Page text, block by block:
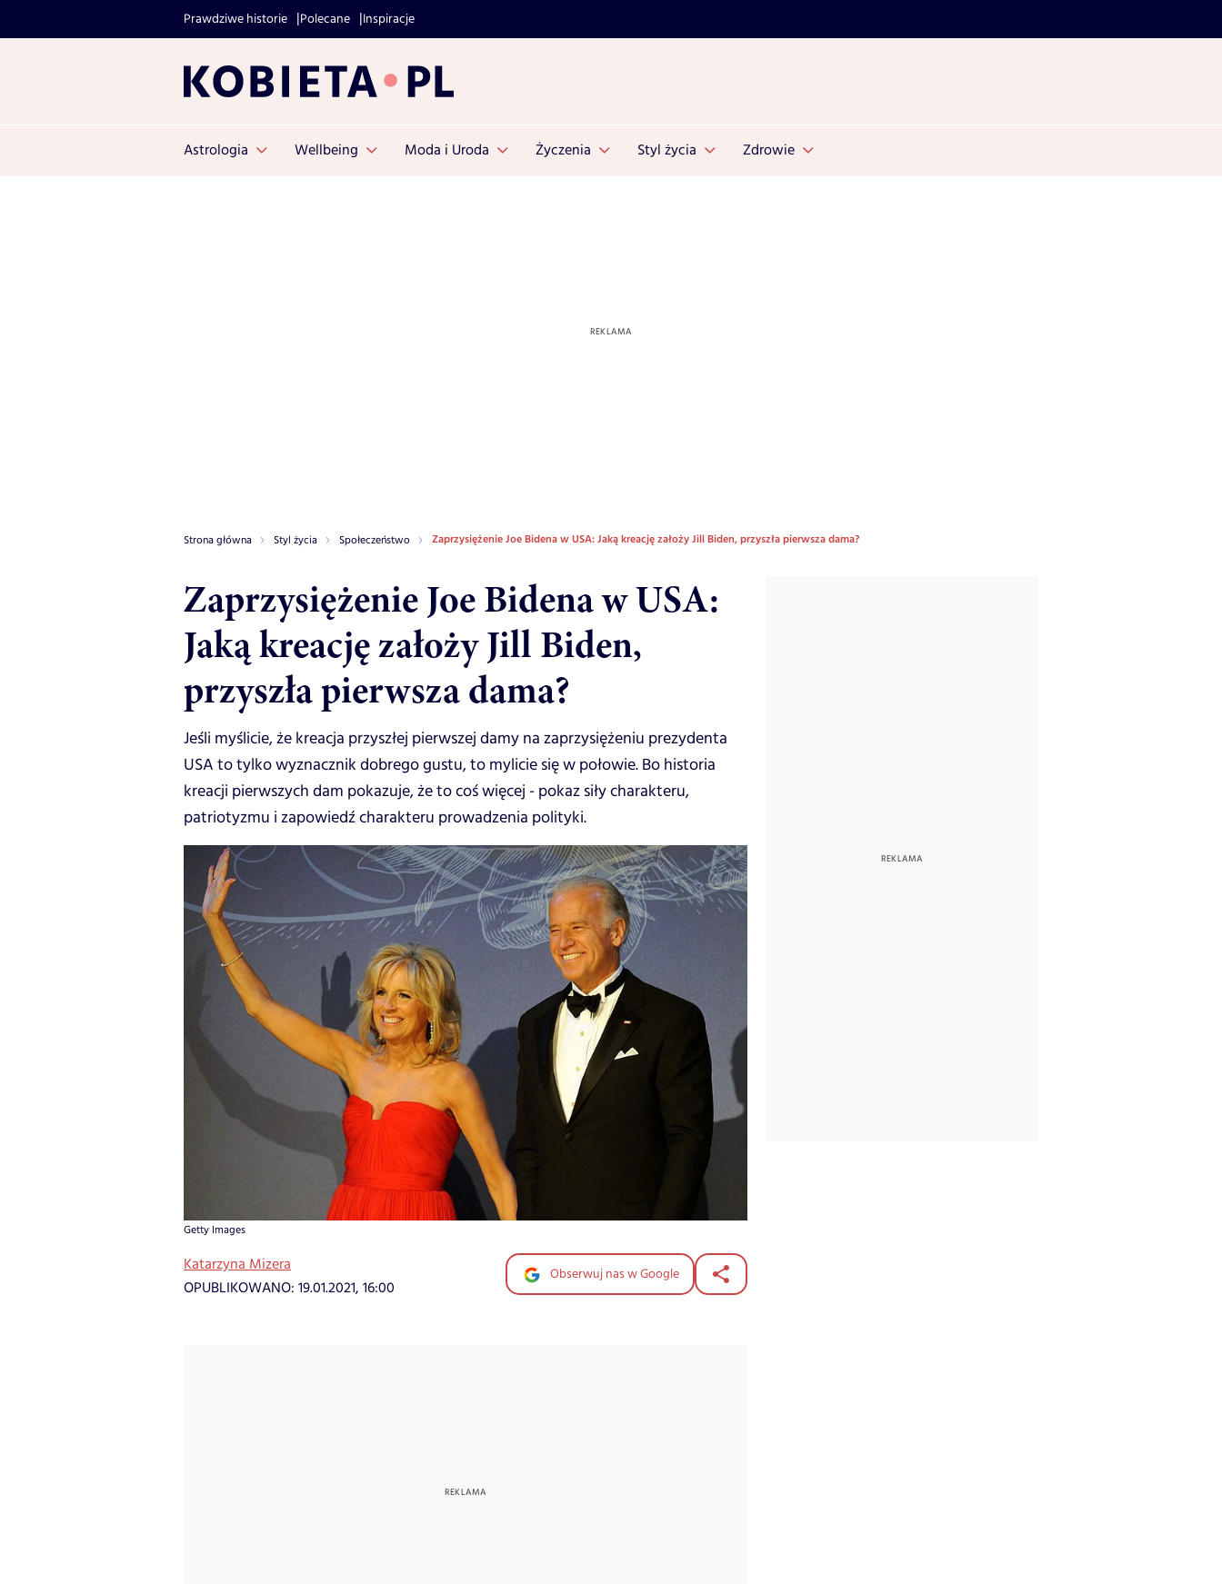
Prawdziwe historie Polecane Inspiracje
Astrologia Wellbeing Moda i Uroda Życzenia Styl życia Zdrowie
Strona główna Styl życia Społeczeństwo Zaprzysiężenie Joe Bidena w USA: Jaką kreację założy Jill Biden, przyszła pierwsza dama?
Zaprzysiężenie Joe Bidena w USA:
Jaką kreację założy Jill Biden,
przyszła pierwsza dama?
Jeśli myślicie, że kreacja przyszłej pierwszej damy na zaprzysiężeniu prezydenta
USA to tylko wyznacznik dobrego gustu, to mylicie się w połowie. Bo historia
kreacji pierwszych dam pokazuje, że to coś więcej - pokaz siły charakteru,
patriotyzmu i zapowiedź charakteru prowadzenia polityki.
Getty Images
Katarzyna Mizera
OPUBLIKOWANO: 19.01.2021, 16:00
Obserwuj nas w Google